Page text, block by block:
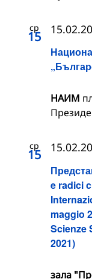
ср
15
НАИМ
ср
15
e radici
maggio
Scienze
2021)
зала